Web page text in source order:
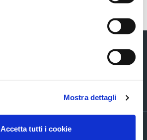
Mostra dettagli
Accetta tutti i cookie